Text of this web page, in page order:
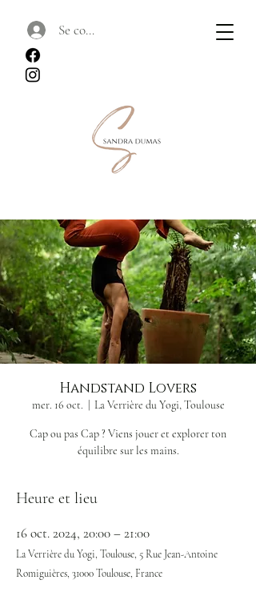
Se connecter
Handstand Lovers
mer. 16 oct. La Verrière du Yogi, Toulouse
Cap ou pas Cap ? Viens jouer et explorer ton
Heure et lieu
16 oct. 2024, 20:00 – 21:00
La Verrière du Yogi, Toulouse, 5 Rue Jean-Antoine
Romiguières, 31000 Toulouse, France